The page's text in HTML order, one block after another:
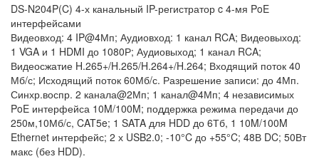
DS-N204P(C) 4-х канальный IP-регистратор c 4-мя PoE
интерфейсами
Видеовход: 4 IP@4Мп; Аудиовход: 1 канал RCA; Видеовыход:
1 VGA и 1 HDMI до 1080Р; Аудиовыход; 1 канал RCA;
Видеосжатие H.265+/H.265/H.264+/H.264; Входящий поток 40
Мб/с; Исходящий поток 60Мб/с. Разрешение записи: до 4Мп.
Синхр.воспр. 2 канала@2Мп; 1 канал@4Мп; 4 независимых
PoE интерфейса 10M/100M; поддержка режима передачи до
250м,10Мб/с, CAT5e; 1 SATA для HDD до 6Тб, 1 10M/100M
Ethernet интерфейс; 2 х USB2.0; -10°C до +55°C; 48В DC; 50Вт
макс (без HDD).